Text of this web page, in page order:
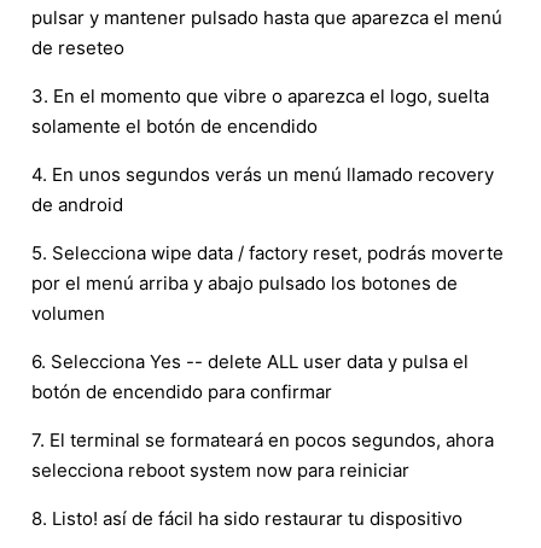
pulsar y mantener pulsado hasta que aparezca el menú
de reseteo
3. En el momento que vibre o aparezca el logo, suelta
solamente el botón de encendido
4. En unos segundos verás un menú llamado recovery
de android
5. Selecciona wipe data / factory reset, podrás moverte
por el menú arriba y abajo pulsado los botones de
volumen
6. Selecciona Yes -- delete ALL user data y pulsa el
botón de encendido para confirmar
7. El terminal se formateará en pocos segundos, ahora
selecciona reboot system now para reiniciar
8. Listo! así de fácil ha sido restaurar tu dispositivo